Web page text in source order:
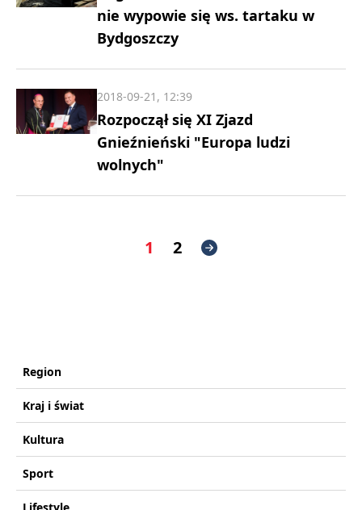
nie wypowie się ws. tartaku w
Bydgoszczy
Rozpoczął się XI Zjazd
Gnieźnieński "Europa ludzi
wolnych"
2018-09-21, 12:39
1 2
Region
Kraj i świat
Kultura
Sport